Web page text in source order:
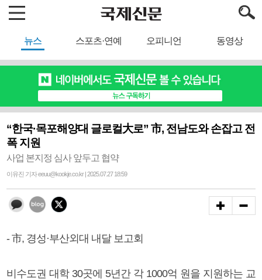
뉴스 스포츠·연예 오피니언 동영상
“한국·목포해양대 글로컬大로” 市, 전남도와 손잡고 전
폭 지원
사업 본지정 심사 앞두고 협약
이유진 기자 eeuu@kookje.co.kr | 2025.07.27 18:59
- 市, 경성·부산외대 내달 보고회
비수도권 대학 30곳에 5년간 각 1000억 원을 지원하는 교